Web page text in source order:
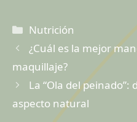
Categorías
Nutrición
¿Cuál es la mejor
maquillaje?
La “Ola del peinado”:
aspecto natural